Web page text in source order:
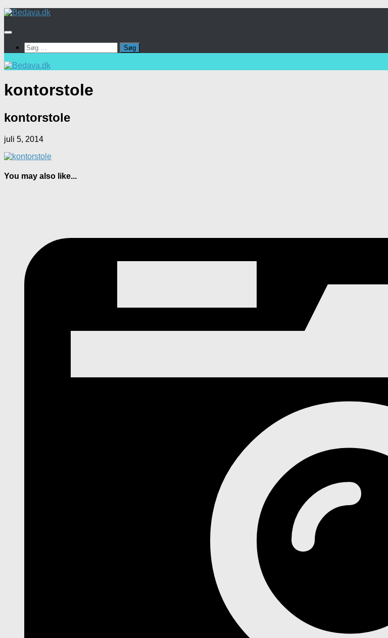
Skip
content
Søg
efter:
kontorstole
kontorstole
juli 5, 2014
You may also like...